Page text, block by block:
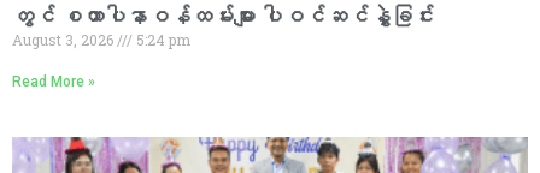
တွင် စထာပါနာဝန်ထမ်းများ ပါဝင်ဆင်နွှဲခြင်း
August 3, 2026 5:24 pm
Read More »